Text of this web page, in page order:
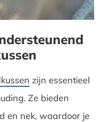
zijn essentieel
Ze bieden
en nek, waardoor je